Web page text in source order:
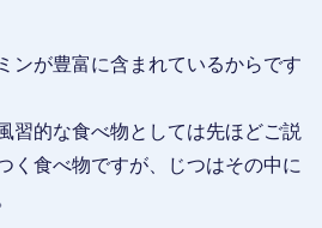
ンが豊富に含まれているからです
習的な食べ物としては先ほどご説
く食べ物ですが、じつはその中に